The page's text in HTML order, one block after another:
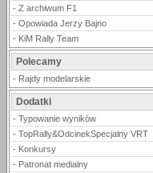
- Z archiwum F1
- Opowiada Jerzy Bajno
- KiM Rally Team
Polecamy
- Rajdy modelarskie
Dodatki
- Typowanie wyników
- TopRally&OdcinekSpecjalny VRT
- Konkursy
- Patronat medialny